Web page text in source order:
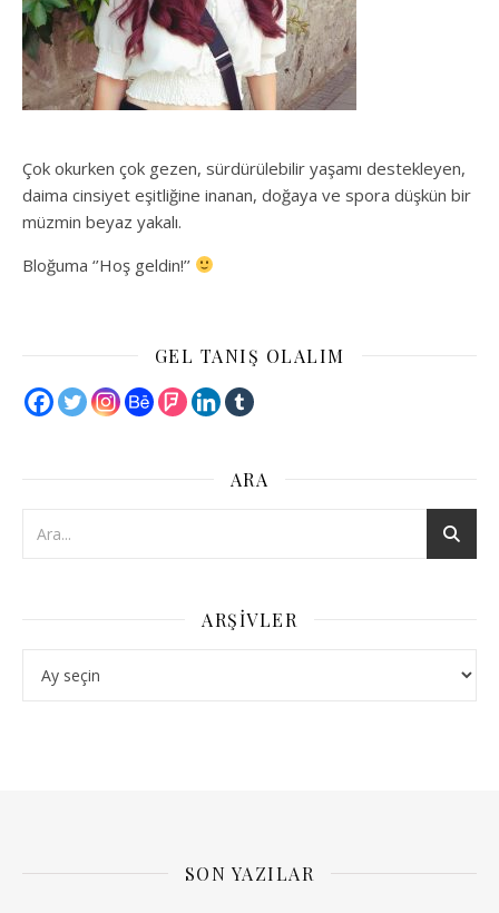
Çok okurken çok gezen, sürdürülebilir yaşamı destekleyen,
daima cinsiyet eşitliğine inanan, doğaya ve spora düşkün bir
müzmin beyaz yakalı.
Bloğuma ‘’Hoş geldin!’’
GEL TANIŞ OLALIM
ARA
ARŞIVLER
SON YAZILAR